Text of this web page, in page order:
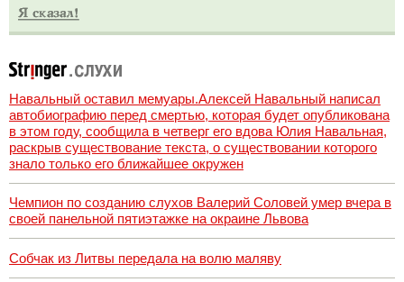
Навальный оставил мемуары.Алексей Навальный написал
автобиографию перед смертью, которая будет опубликована
в этом году, сообщила в четверг его вдова Юлия Навальная,
раскрыв существование текста, о существовании которого
знало только его ближайшее окружен
Чемпион по созданию слухов Валерий Соловей умер вчера в
своей панельной пятиэтажке на окраине Львова
Собчак из Литвы передала на волю маляву